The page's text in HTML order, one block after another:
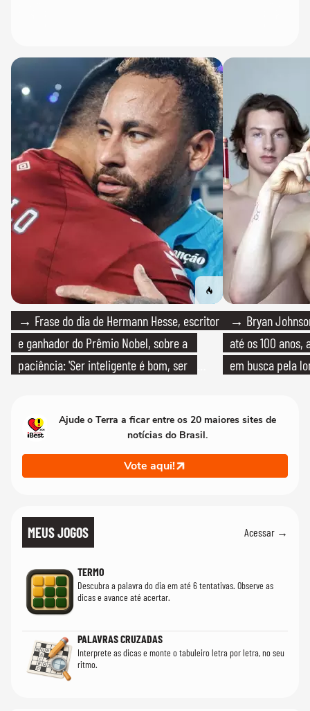
→ Frase do dia de Hermann Hesse, escritor
e ganhador do Prêmio Nobel, sobre a
paciência: 'Ser inteligente é bom, ser
→ Bryan
até os 100
em busca pela
Ajude o Terra a ficar entre os 20 maiores sites de
notícias do Brasil.
Vote aqui!
MEUS JOGOS Acessar →
TERMO
Descubra a palavra do dia em até 6 tentativas. Observe as
dicas e avance até acertar.
PALAVRAS CRUZADAS
Interprete as dicas e monte o tabuleiro letra por letra, no seu
ritmo.